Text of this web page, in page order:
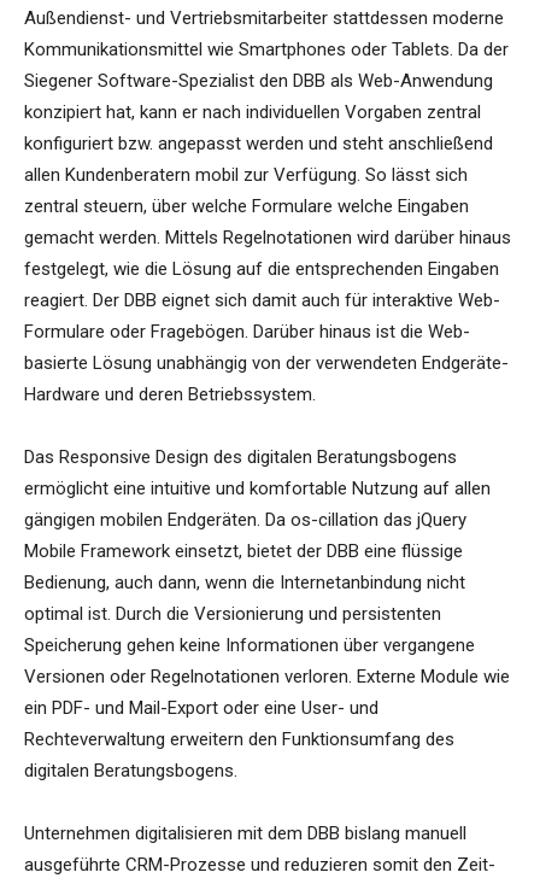
Außendienst- und Vertriebsmitarbeiter stattdessen moderne
Kommunikationsmittel wie Smartphones oder Tablets. Da der
Siegener Software-Spezialist den DBB als Web-Anwendung
konzipiert hat, kann er nach individuellen Vorgaben zentral
konfiguriert bzw. angepasst werden und steht anschließend
allen Kundenberatern mobil zur Verfügung. So lässt sich
zentral steuern, über welche Formulare welche Eingaben
gemacht werden. Mittels Regelnotationen wird darüber hinaus
festgelegt, wie die Lösung auf die entsprechenden Eingaben
reagiert. Der DBB eignet sich damit auch für interaktive Web-
Formulare oder Fragebögen. Darüber hinaus ist die Web-
basierte Lösung unabhängig von der verwendeten Endgeräte-
Hardware und deren Betriebssystem.
Das Responsive Design des digitalen Beratungsbogens
ermöglicht eine intuitive und komfortable Nutzung auf allen
gängigen mobilen Endgeräten. Da os-cillation das jQuery
Mobile Framework einsetzt, bietet der DBB eine flüssige
Bedienung, auch dann, wenn die Internetanbindung nicht
optimal ist. Durch die Versionierung und persistenten
Speicherung gehen keine Informationen über vergangene
Versionen oder Regelnotationen verloren. Externe Module wie
ein PDF- und Mail-Export oder eine User- und
Rechteverwaltung erweitern den Funktionsumfang des
digitalen Beratungsbogens.
Unternehmen digitalisieren mit dem DBB bislang manuell
ausgeführte CRM-Prozesse und reduzieren somit den Zeit-